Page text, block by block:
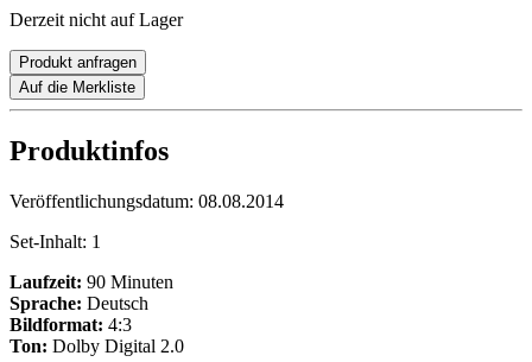
Derzeit nicht auf Lager
Produkt anfragen
Auf die Merkliste
Produktinfos
Veröffentlichungsdatum: 08.08.2014
Set-Inhalt: 1
Laufzeit: 90 Minuten
Sprache: Deutsch
Bildformat: 4:3
Ton: Dolby Digital 2.0